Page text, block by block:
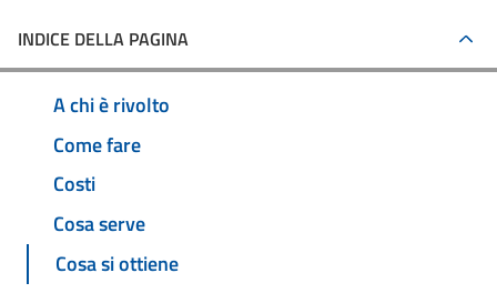
INDICE DELLA PAGINA
A chi è rivolto
Come fare
Costi
Cosa serve
Cosa si ottiene